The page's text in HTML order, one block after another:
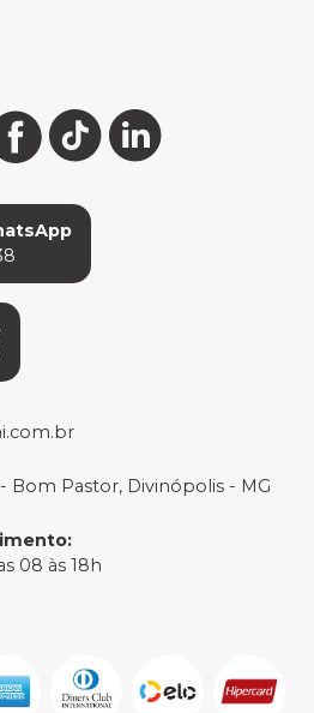
- Bom Pastor, Divinópolis - MG
:
08 às 18h